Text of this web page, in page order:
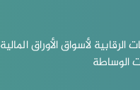
الرقابية لأسواق الأوراق المالية
الوساطة